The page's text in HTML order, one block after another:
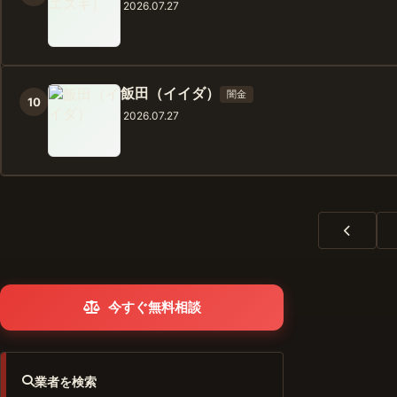
2026.07.27
10 飯田（イイダ） 闇金
2026.07.27
今すぐ無料相談
業者を検索